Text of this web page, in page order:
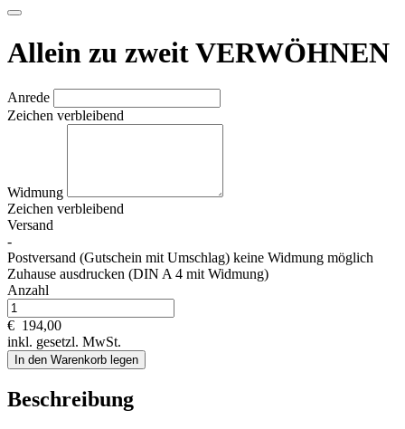
Allein zu zweit VERWÖHNEN
Anrede
Zeichen verbleibend
Widmung
Zeichen verbleibend
Versand
-
Postversand (Gutschein mit Umschlag) keine Widmung möglich
Zuhause ausdrucken (DIN A 4 mit Widmung)
Anzahl
€ 194,00
inkl. gesetzl. MwSt.
In den Warenkorb legen
Beschreibung